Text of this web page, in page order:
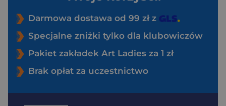
Darmowa dostawa od 99 zł z
Specjalne zniżki tylko dla klubowiczów
Pakiet zakładek Art Ladies za 1 zł
Brak opłat za uczestnictwo